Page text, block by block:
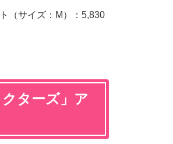
（サイズ：M）：5,830
ターズ」ア